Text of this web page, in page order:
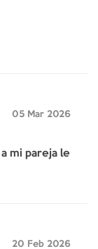
05 Mar 2026
mi pareja le
20 Feb 2026